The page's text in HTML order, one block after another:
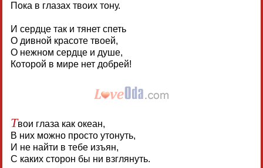
Пока в глазах твоих тону.
И сердце так и тянет спеть
О дивной красоте твоей,
О нежном сердце и душе,
Которой в мире нет добрей!
Твои глаза как океан,
В них можно просто утонуть,
И не найти в тебе изъян,
С каких сторон бы ни взглянуть.